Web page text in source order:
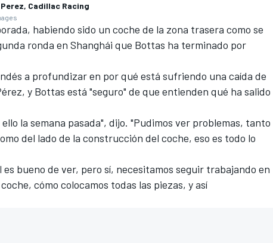
Cadillac Racing
habiendo sido un coche de la zona trasera como se
ronda en Shanghái que Bottas ha terminado por
a profundizar en por qué está sufriendo una caída de
y Bottas está "seguro" de que entienden qué ha salido
la semana pasada", dijo. "Pudimos ver problemas, tanto
del lado de la construcción del coche, eso es todo lo
bueno de ver, pero sí, necesitamos seguir trabajando en
cómo colocamos todas las piezas, y así